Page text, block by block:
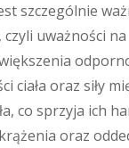
szczególnie
uważności
ciała oraz siły
co sprzyja ich
oraz